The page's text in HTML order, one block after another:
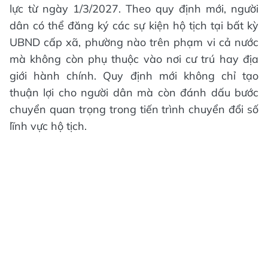
lực từ ngày 1/3/2027. Theo quy định mới, người
dân có thể đăng ký các sự kiện hộ tịch tại bất kỳ
UBND cấp xã, phường nào trên phạm vi cả nước
mà không còn phụ thuộc vào nơi cư trú hay địa
giới hành chính. Quy định mới không chỉ tạo
thuận lợi cho người dân mà còn đánh dấu bước
chuyển quan trọng trong tiến trình chuyển đổi số
lĩnh vực hộ tịch.